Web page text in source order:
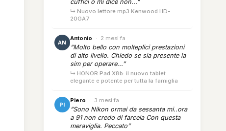
cuffici o mi dice non...”
↳ Nuovo lettore mp3 Kenwood HD-
20GA7
AN
Antonio · 2 mesi fa
“Molto bello con molteplici prestazioni
di alto livello. Chiedo se sia presente la
sim per operare...”
↳ HONOR Pad X8b: il nuovo tablet
elegante e potente per tutta la famiglia
PI
Piero · 3 mesi fa
“Sono Nikon ormai da sessanta mi..ora
a 91 non credo di farcela Con questa
meraviglia. Peccato”